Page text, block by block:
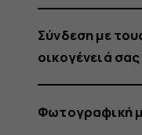
Σύνδεση με
οικογένειά σας
Φωτογραφική